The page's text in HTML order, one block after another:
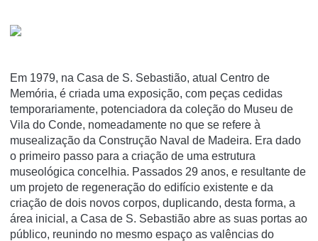
Em 1979, na Casa de S. Sebastião, atual Centro de
Memória, é criada uma exposição, com peças cedidas
temporariamente, potenciadora da coleção do Museu de
Vila do Conde, nomeadamente no que se refere à
musealização da Construção Naval de Madeira. Era dado
o primeiro passo para a criação de uma estrutura
museológica concelhia. Passados 29 anos, e resultante de
um projeto de regeneração do edifício existente e da
criação de dois novos corpos, duplicando, desta forma, a
área inicial, a Casa de S. Sebastião abre as suas portas ao
público, reunindo no mesmo espaço as valências do